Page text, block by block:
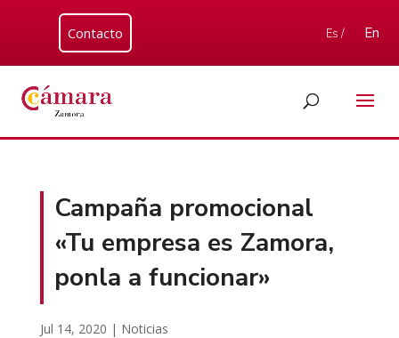
Contacto Es / En
Campaña promocional
«Tu empresa es Zamora,
ponla a funcionar»
Jul 14, 2020 | Noticias